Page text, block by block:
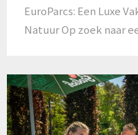
EuroParcs: Een Luxe
Natuur Op zoek naar